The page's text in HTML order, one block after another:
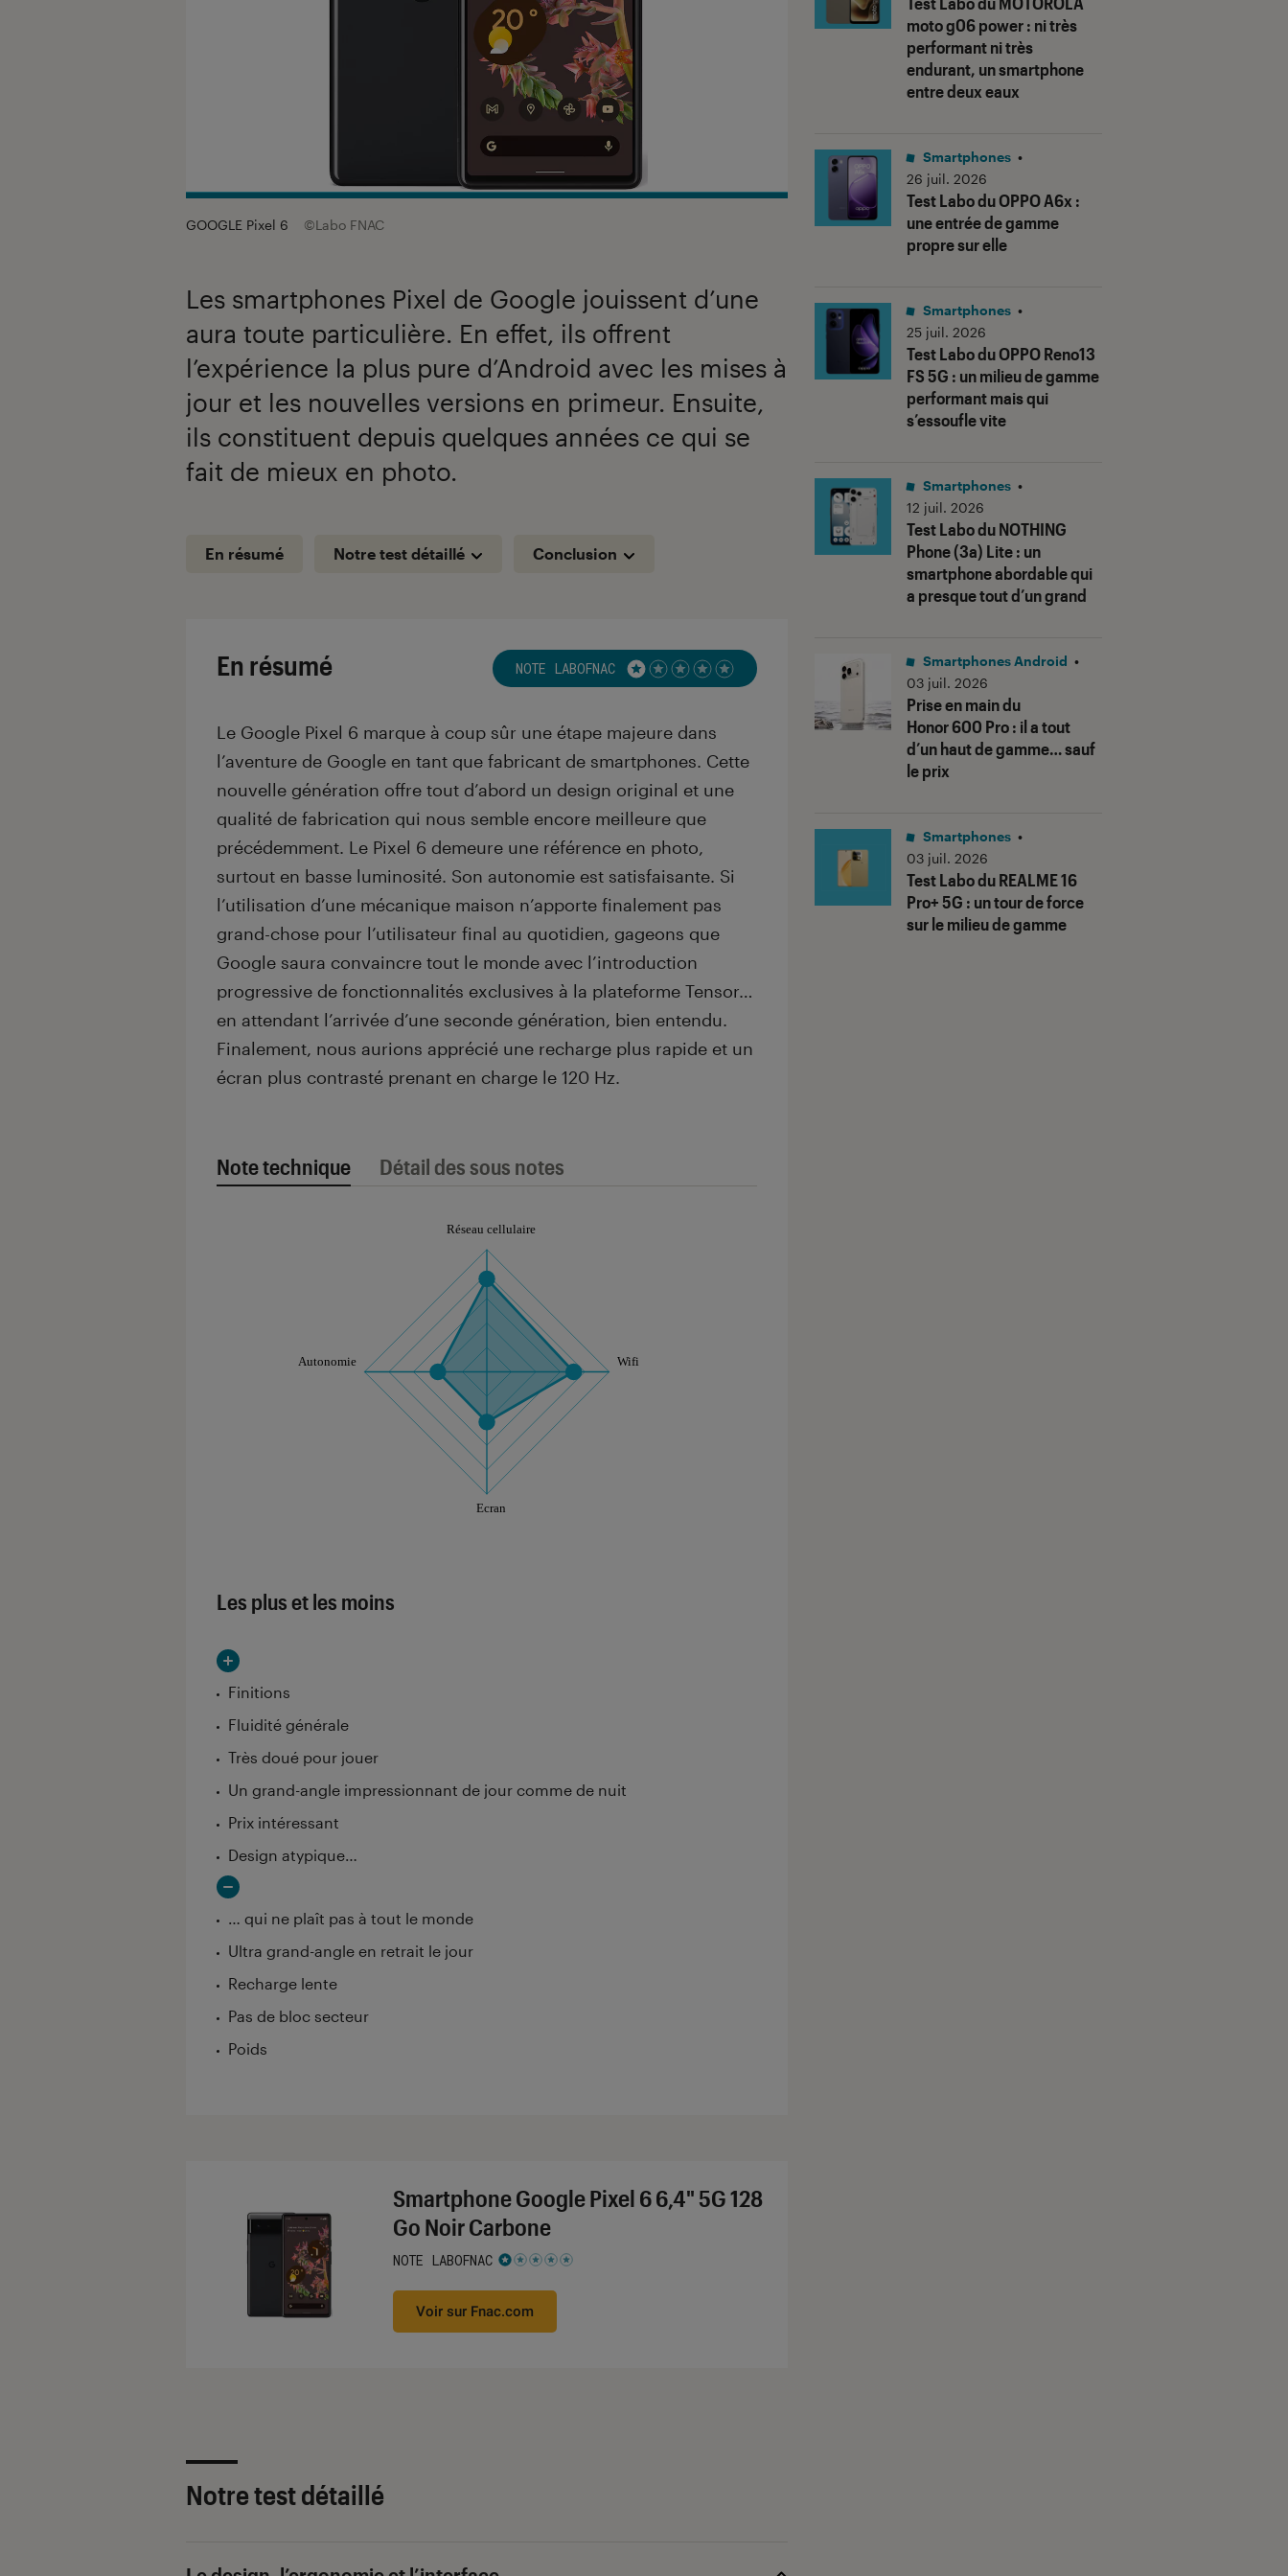
GOOGLE Pixel 6 ©Labo FNAC
Les smartphones Pixel de Google jouissent d’une
aura toute particulière. En effet, ils offrent
l’expérience la plus pure d’Android avec les mises à
jour et les nouvelles versions en primeur. Ensuite,
ils constituent depuis quelques années ce qui se
fait de mieux en photo.
En résumé Notre test détaillé Conclusion
En résumé NOTE LABOFNAC Noté 1 étoiles sur 5
Le Google Pixel 6 marque à coup sûr une étape majeure dans
l’aventure de Google en tant que fabricant de smartphones. Cette
nouvelle génération offre tout d’abord un design original et une
qualité de fabrication qui nous semble encore meilleure que
précédemment. Le Pixel 6 demeure une référence en photo,
surtout en basse luminosité. Son autonomie est satisfaisante. Si
l’utilisation d’une mécanique maison n’apporte finalement pas
grand-chose pour l’utilisateur final au quotidien, gageons que
Google saura convaincre tout le monde avec l’introduction
progressive de fonctionnalités exclusives à la plateforme Tensor…
en attendant l’arrivée d’une seconde génération, bien entendu.
Finalement, nous aurions apprécié une recharge plus rapide et un
écran plus contrasté prenant en charge le 120 Hz.
Note technique Détail des sous notes
Les plus et les moins
Finitions
Fluidité générale
Très doué pour jouer
Un grand-angle impressionnant de jour comme de nuit
Prix intéressant
Design atypique…
… qui ne plaît pas à tout le monde
Ultra grand-angle en retrait le jour
Recharge lente
Pas de bloc secteur
Poids
Smartphone Google Pixel 6 6,4" 5G 128
Go Noir Carbone
NOTE LABOFNAC
Noté 1 étoiles sur 5
Voir sur Fnac.com
Notre test détaillé
moto g06 power : ni très
performant ni très
endurant, un smartphone
entre deux eaux
Test Labo du OPPO A6x :
une entrée de gamme
propre sur elle
Smartphones •
26 juil. 2026
Test Labo du OPPO Reno13
FS 5G : un milieu de gamme
performant mais qui
s’essoufle vite
Smartphones •
25 juil. 2026
Test Labo du NOTHING
Phone (3a) Lite : un
smartphone abordable qui
a presque tout d’un grand
Smartphones •
12 juil. 2026
Prise en main du
Honor 600 Pro : il a tout
d’un haut de gamme… sauf
le prix
Smartphones Android •
03 juil. 2026
Test Labo du REALME 16
Pro+ 5G : un tour de force
sur le milieu de gamme
Smartphones •
03 juil. 2026